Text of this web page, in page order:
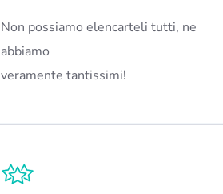
Non possiamo elencarteli tutti, ne
abbiamo
veramente tantissimi!